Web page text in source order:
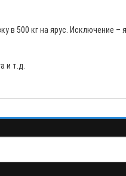
500 кг на ярус. Исключение –
и т.д.